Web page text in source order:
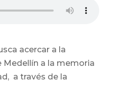
acercar a la
a la memoria
a través de la